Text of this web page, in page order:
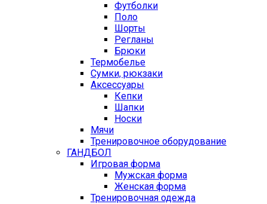
Футболки
Поло
Шорты
Регланы
Брюки
Термобелье
Сумки, рюкзаки
Аксессуары
Кепки
Шапки
Носки
Мячи
Тренировочное оборудование
ГАНДБОЛ
Игровая форма
Мужская форма
Женская форма
Тренировочная одежда